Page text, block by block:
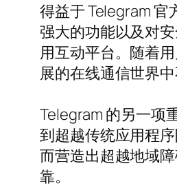
得益于 Telegram 官
强大的功能以及对
用互动平台。随着
展的在线通信世界中
Telegram 的另一项
到超越传统应用程
而营造出超越地域
靠。